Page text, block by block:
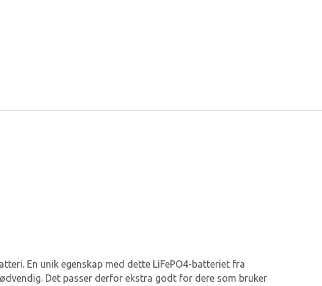
En unik egenskap med dette LiFePO4-batteriet fra
Det passer derfor ekstra godt for dere som bruker